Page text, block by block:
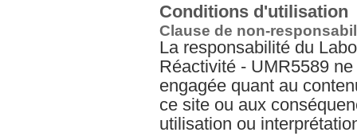
Conditions d'utilisation
Clause de non-
La responsabilité du
Réactivité - UMR5589
engagée quant au
ce site ou aux
utilisation ou